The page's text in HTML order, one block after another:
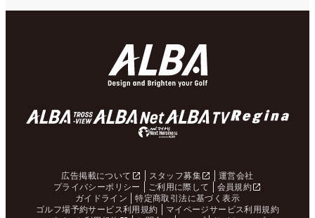
広告掲載について スタッフ募集
運営会社
プライバシーポリシー
ご利用に際して
会員規約
ガイドライン
特定商取引法に基づく表示
ゴルフ場予約サービス利用規約
マイページサービス利用規約